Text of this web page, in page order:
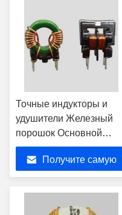
Точные индукторы и
удушители Железный
порошок Основной
материал для
проектирования
электроснабжения
Получите самую